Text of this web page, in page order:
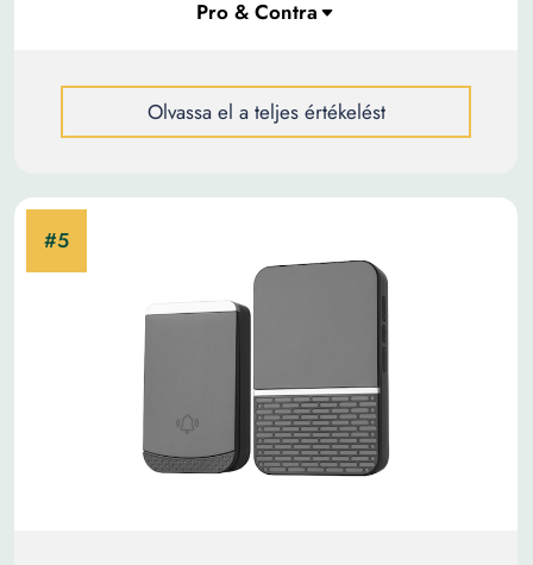
Olvassa el a teljes értékelést